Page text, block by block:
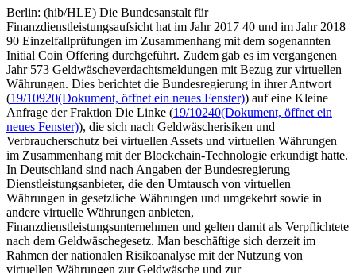
Berlin: (hib/HLE) Die Bundesanstalt für
Finanzdienstleistungsaufsicht hat im Jahr 2017 40 und im Jahr 2018
90 Einzelfallprüfungen im Zusammenhang mit dem sogenannten
Initial Coin Offering durchgeführt. Zudem gab es im vergangenen
Jahr 573 Geldwäscheverdachtsmeldungen mit Bezug zur virtuellen
Währungen. Dies berichtet die Bundesregierung in ihrer Antwort
(19/10920(Dokument, öffnet ein neues Fenster)) auf eine Kleine
Anfrage der Fraktion Die Linke (19/10240(Dokument, öffnet ein
neues Fenster)), die sich nach Geldwäscherisiken und
Verbraucherschutz bei virtuellen Assets und virtuellen Währungen
im Zusammenhang mit der Blockchain-Technologie erkundigt hatte.
In Deutschland sind nach Angaben der Bundesregierung
Dienstleistungsanbieter, die den Umtausch von virtuellen
Währungen in gesetzliche Währungen und umgekehrt sowie in
andere virtuelle Währungen anbieten,
Finanzdienstleistungsunternehmen und gelten damit als Verpflichtete
nach dem Geldwäschegesetz. Man beschäftige sich derzeit im
Rahmen der nationalen Risikoanalyse mit der Nutzung von
virtuellen Währungen zur Geldwäsche und zur